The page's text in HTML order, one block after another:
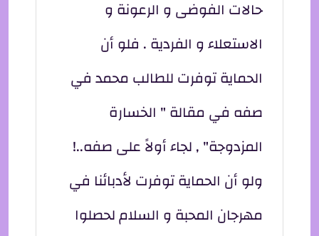
حالات الفوضى و الرعونة و
الاستعلاء و الفردية . فلو أن
الحماية توفرت للطالب محمد في
صفه في مقالة " الخسارة
المزدوجة" , لجاء أولاً على صفه..!
ولو أن الحماية توفرت لأدبائنا في
مهرجان المحبة و السلام لحصلوا